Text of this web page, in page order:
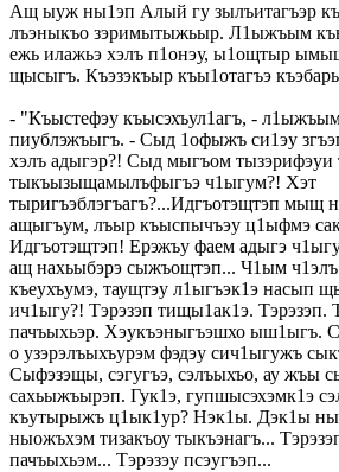
Ащ ыуж ны1эп Алый гу зылъитагъэр
лъэныкъо зэримытыжьыр. Л1ыжъым
ежь илажьэ хэлъ п1онэу, ы1ощтыр
щысыгъ. Къэзэкъыр къы1отагъэ
- "Къыстефэу къысэхъул1агъ, -
пиублэжъыгъ. - Сыд 1офыжъ си1эу
хэлъ адыгэр?! Сыд мыгъом тызэрифэуи
тыкъызыщамылъфыгъэ ч1ыгум?! Хэт
тыригъэблэгъагъ?...Идгъотэщтэп мыщ
ащыгъум, лъыр къыспычъэу ц1ыфмэ
Идгъотэщтэп! Ерэжъу фаем адыгэ
ащ нахьыбэрэ сыжъощтэп... Ч1ым
къеухъумэ, таущтэу л1ыгъэк1э насып
ич1ыгу?! Тэрэзэп тищы1ак1э. Тэрэзэп.
пачъыхьэр. Хэукъэныгъэшхо ыш1ыгъ.
о узэрэлъыхъурэм фэдэу сич1ыгужъ
Сыфэзэщы, сэгугъэ, сэлъыхъо, ау жъы
сахьыжъырэп. Гук1э, гупшысэхэмк1э
къутырыжъ ц1ык1ур? Нэк1ы. Дэк1ы
ныожъхэм тизакъоу тыкъэнагъ...
пачъыхьэм... Тэрэзэу псэугъэп...